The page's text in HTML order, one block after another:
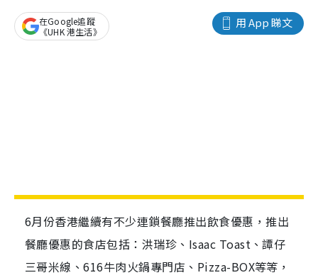
用 App 睇文
在Google追蹤
《UHK 港生活》
6月份香港繼續有不少連鎖餐廳推出飲食優惠，推出
餐廳優惠的食店包括：洪瑞珍、Isaac Toast、譚仔
三哥米線、616牛肉火鍋專門店、Pizza-BOX等等，